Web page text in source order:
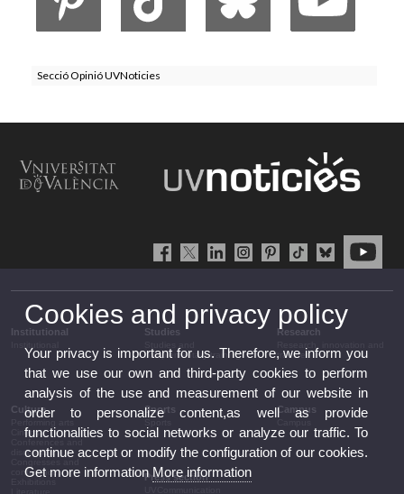
Secció Opinió UVNoticies
Institutional Studies
complementary training
Research
transfer
Culture
Cinema
discussion
conferences
Sports Campus
Press section
Cookies and privacy policy
Your privacy is important for us. Therefore, we inform you
that we use our own and third-party cookies to perform
analysis of the use and measurement of our website in
order to personalize content,as well as provide
functionalities to social networks or analyze our traffic. To
continue accept or modify the configuration of our cookies.
Get more informationMore information